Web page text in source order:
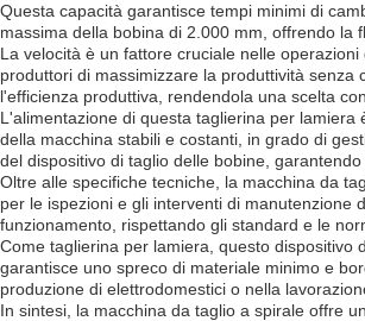
Questa capacità garantisce tempi minimi di
massima della bobina di 2.000 mm, offrendo la
La velocità è un fattore cruciale nelle
produttori di massimizzare la produttività
l'efficienza produttiva, rendendola una scelta
L'alimentazione di questa taglierina per
della macchina stabili e costanti, in grado di
del dispositivo di taglio delle bobine,
Oltre alle specifiche tecniche, la macchina da
per le ispezioni e gli interventi di
funzionamento, rispettando gli standard e le
Come taglierina per lamiera, questo dispositivo
garantisce uno spreco di materiale minimo e
produzione di elettrodomestici o nella
In sintesi, la macchina da taglio a spirale offre